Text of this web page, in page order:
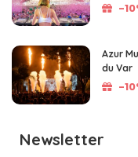
-
Azur
du Var
-
Newsletter